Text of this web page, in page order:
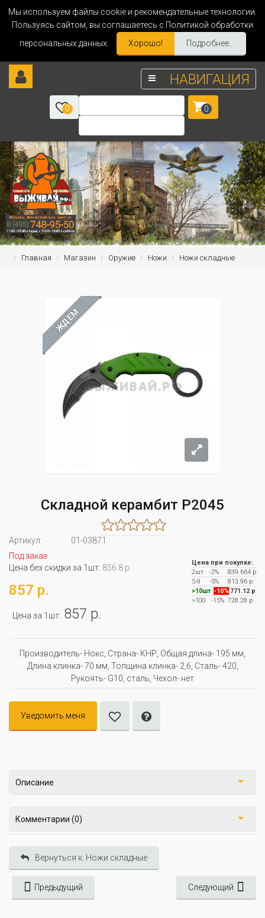
Мы используем файлы cookie и рекомендательные технологии.
Пользуясь сайтом, вы соглашаетесь с Политикой обработки
персональных данных.
Хорошо! Подробнее...
НАВИГАЦИЯ
0 0
Главная Магазин Оружие Ножи Ножи складные
ЖДЁМ
Складной керамбит P2045
Артикул:
01-03871
Под заказ
Цена без скидки за 1шт: 856.8 р.
857 р.
Цена за 1шт: 857 р.
Цена при покупке:
2шт
-2%
839.664 р
5-9
-5%
813.96 р
>10шт -10% 771.12 р
>100
-15% 728.28 р
Производитель- Нокс, Страна- КНР, Oбщая длина- 195 мм,
Длина клинка- 70 мм, Толщина клинка- 2,6, Сталь- 420,
Рукоять- G10, сталь, Чехол- нет
Уведомить меня
Описание
Комментарии (0)
Вернуться к: Ножи складные
Предыдущий Следующий